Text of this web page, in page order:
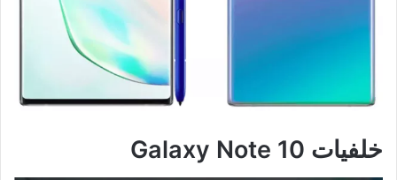
خلفيات Galaxy Note 10